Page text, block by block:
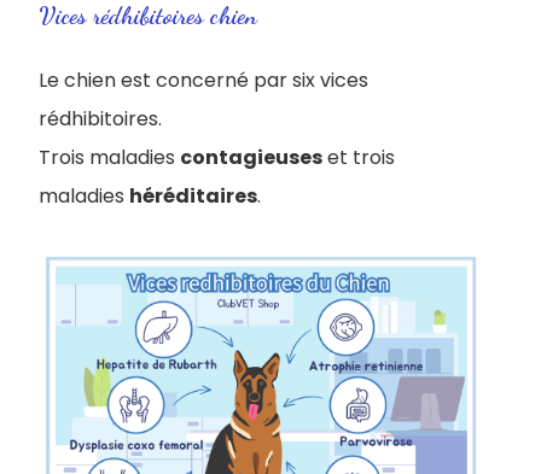
Vices rédhibitoires chien
Le chien est concerné par six vices
rédhibitoires.
Trois maladies contagieuseset trois
maladies héréditaires.